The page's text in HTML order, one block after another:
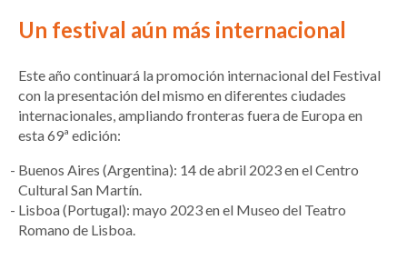
Un festival aún más internacional
Este año continuará la promoción internacional del Festival
con la presentación del mismo en diferentes ciudades
internacionales, ampliando fronteras fuera de Europa en
esta 69ª edición:
Buenos Aires (Argentina): 14 de abril 2023 en el Centro
Cultural San Martín.
Lisboa (Portugal): mayo 2023 en el Museo del Teatro
Romano de Lisboa.